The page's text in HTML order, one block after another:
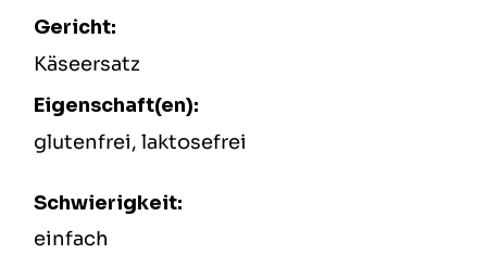
Gericht:
Käseersatz
Eigenschaft(en):
glutenfrei, laktosefrei
Schwierigkeit:
einfach